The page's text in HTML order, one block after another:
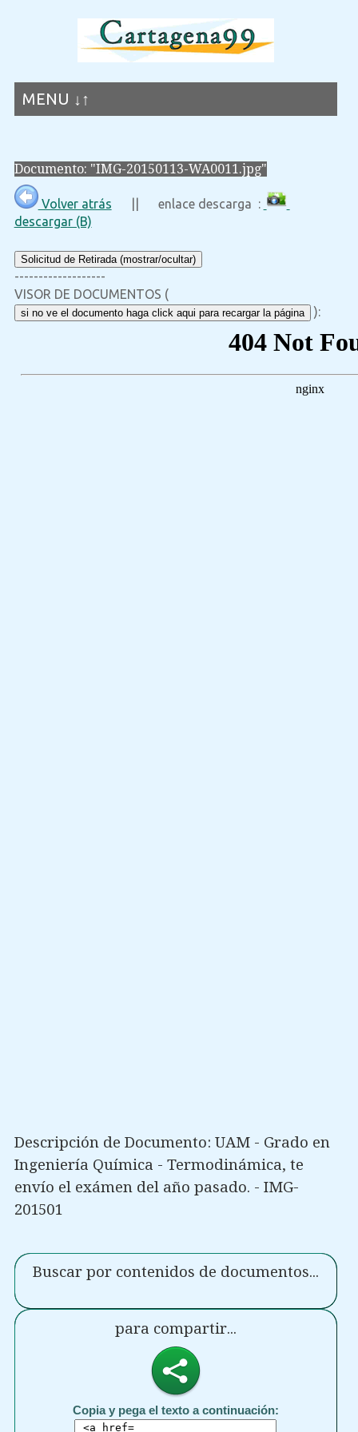
MENU ↓↑
Documento: "IMG-20150113-WA0011.jpg"
Volver atrás || enlace descarga :
descargar (B)
Solicitud de Retirada (mostrar/ocultar)
-------------------
VISOR DE DOCUMENTOS (
si no ve el documento haga click aqui para recargar la página ):
Descripción de Documento: UAM - Grado en
Ingeniería Química - Termodinámica, te
envío el exámen del año pasado. - IMG-
201501
Buscar por contenidos de documentos...
para compartir...
Copia y pega el texto a continuación: